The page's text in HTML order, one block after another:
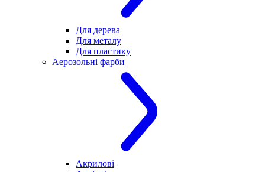
Для дерева
Для металу
Для пластику
Аерозольні фарби
Акрилові